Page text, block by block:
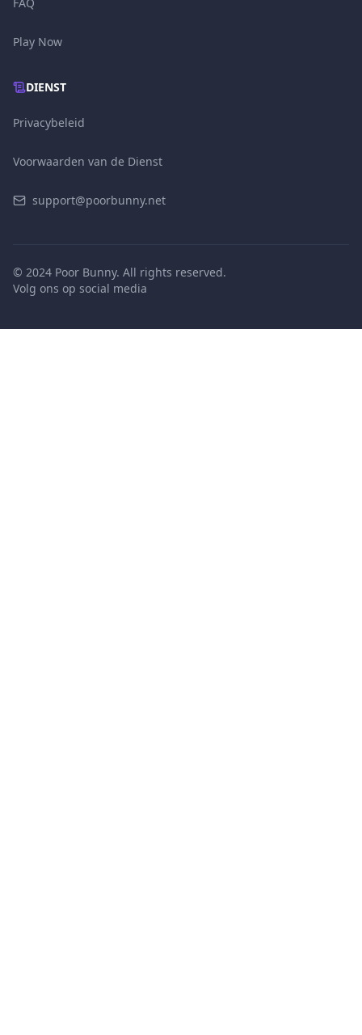
Play Now
DIENST
Privacybeleid
Voorwaarden van de Dienst
support@poorbunny.net
© 2024 Poor Bunny. All rights reserved.
Volg ons op social media